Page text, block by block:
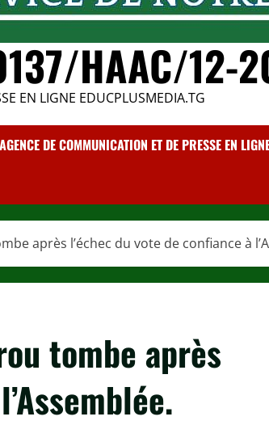
HAAC/
EN LIGNE EDUCPLUSMEDIA.TG
DE COMMUNICATION ET DE PRESSE EN
après l’échec du vote de confiance à
tombe après